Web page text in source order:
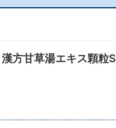
方甘草湯エキス顆粒S